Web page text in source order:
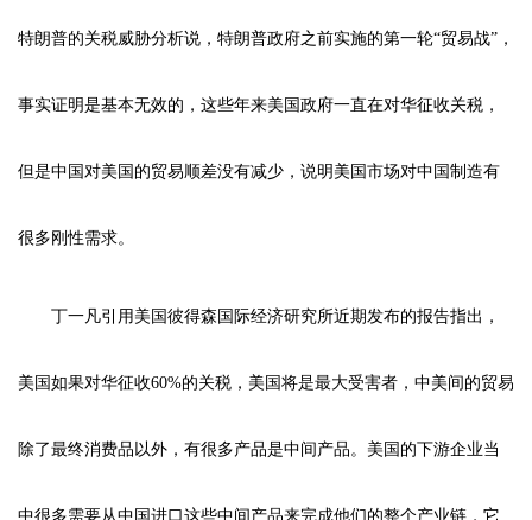
特朗普的关税威胁分析说，特朗普政府之前实施的第一轮“贸易战”，
事实证明是基本无效的，这些年来美国政府一直在对华征收关税，
但是中国对美国的贸易顺差没有减少，说明美国市场对中国制造有
很多刚性需求。
丁一凡引用美国彼得森国际经济研究所近期发布的报告指出，
美国如果对华征收60%的关税，美国将是最大受害者，中美间的贸易
除了最终消费品以外，有很多产品是中间产品。美国的下游企业当
中很多需要从中国进口这些中间产品来完成他们的整个产业链，它